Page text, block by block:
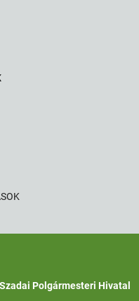
Polgármesteri Hivatal